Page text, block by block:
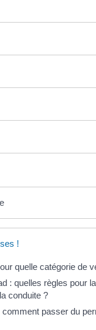
!
quelle catégorie de
: quelles règles pour la
conduite ?
passer du